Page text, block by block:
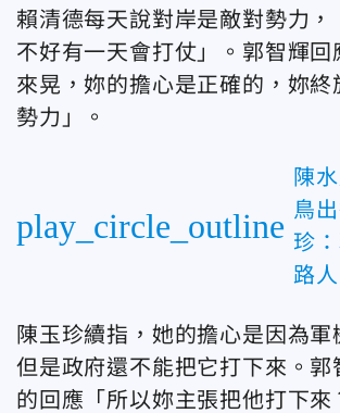
賴清德每天說對岸是敵對勢力，
不好有一天會打仗」。郭智輝回
來晃，妳的擔心是正確的，妳終
勢力」。
play_circle_outline
陳
鳥
珍
路
陳玉珍續指，她的擔心是因為軍
但是政府還不能把它打下來。郭
的回應「所以妳主張把他打下來